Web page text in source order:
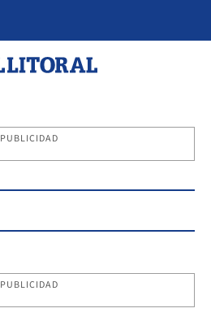
PUBLICIDAD
PUBLICIDAD